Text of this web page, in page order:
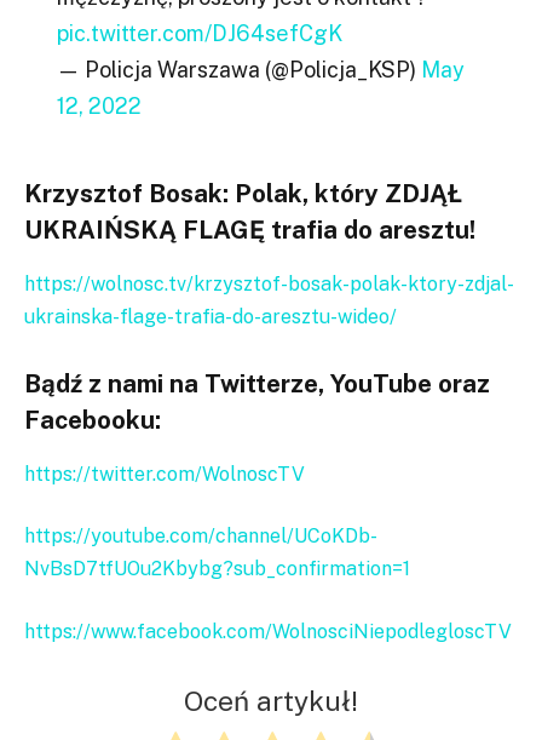
pic.twitter.com/DJ64sefCgK
— Policja Warszawa (@Policja_KSP) May
12, 2022
Krzysztof Bosak: Polak, który ZDJĄŁ
UKRAIŃSKĄ FLAGĘ trafia do aresztu!
https://wolnosc.tv/krzysztof-bosak-polak-ktory-zdjal-
ukrainska-flage-trafia-do-aresztu-wideo/
Bądź z nami na Twitterze, YouTube oraz
Facebooku:
https://twitter.com/WolnoscTV
https://youtube.com/channel/UCoKDb-
NvBsD7tfUOu2Kbybg?sub_confirmation=1
https://www.facebook.com/WolnosciNiepodlegloscTV
Oceń artykuł!